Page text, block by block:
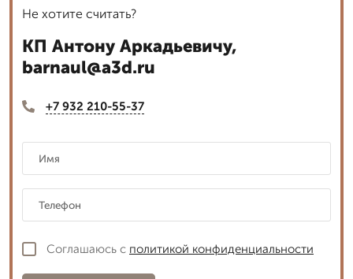
Не хотите считать?
КП Антону Аркадьевичу,
barnaul@a3d.ru
+7 932 210-55-37
Соглашаюсь с политикой конфиденциальности